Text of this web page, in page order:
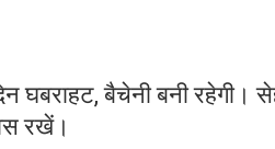
घबराहट, बैचेनी बनी रहेगी।
रखें।